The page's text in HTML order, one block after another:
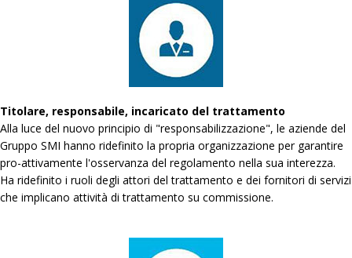
Titolare, responsabile, incaricato del trattamento
Alla luce del nuovo principio di "responsabilizzazione", le aziende del
Gruppo SMI hanno ridefinito la propria organizzazione per garantire
pro-attivamente l'osservanza del regolamento nella sua interezza.
Ha ridefinito i ruoli degli attori del trattamento e dei fornitori di servizi
che implicano attività di trattamento su commissione.